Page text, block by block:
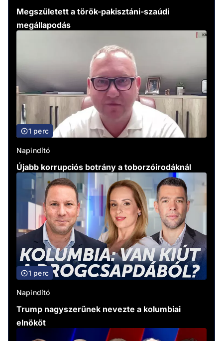
Megszületett a török-pakisztáni-szaúdi
megállapodás
1 perc
Napindító
Újabb korrupciós botrány a toborzóirodáknál
1 perc
Napindító
Trump nagyszerűnek nevezte a kolumbiai
elnököt